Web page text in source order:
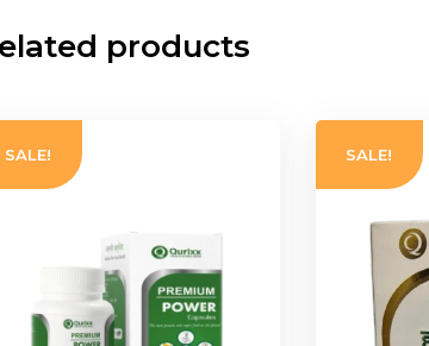
products
SALE! SALE!